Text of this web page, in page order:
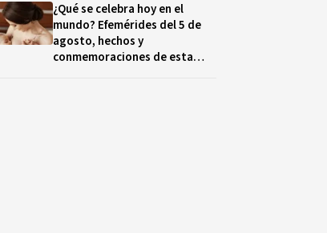
¿Qué se celebra hoy en el
mundo? Efemérides del 5 de
agosto, hechos y
conmemoraciones de esta